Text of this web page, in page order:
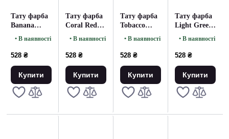
Тату фарба
Banana
Yellow
COLORS -
• В наявності
528 ₴
Купити
Тату фарба
Coral Red
UNISTAR
30ML
• В наявності
528 ₴
Купити
Тату фарба
Tobacco
Brown
COLORS -
• В наявності
528 ₴
Купити
Тату фарба
Light Green
UNISTAR
30ML
• В наявності
528 ₴
Купити